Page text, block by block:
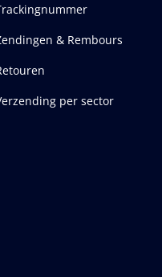
& Rembours
per sector